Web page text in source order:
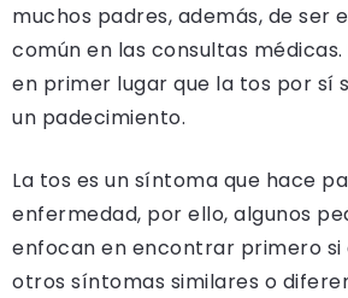
muchos padres, además, de ser
común en las consultas
en primer lugar que la tos por sí
un padecimiento.
La tos es un síntoma que hace
enfermedad, por ello, algunos
enfocan en encontrar primero si
otros síntomas similares o